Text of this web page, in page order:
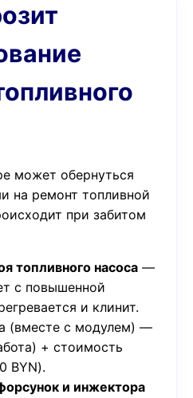
может обернуться
на ремонт топливной
при забитом
топливного насоса —
с повышенной
и клинит.
(вместе с модулем) —
+ стоимость
BYN).
и инжектора